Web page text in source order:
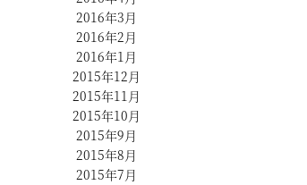
2016年3月
2016年2月
2016年1月
2015年12月
2015年11月
2015年10月
2015年9月
2015年8月
2015年7月